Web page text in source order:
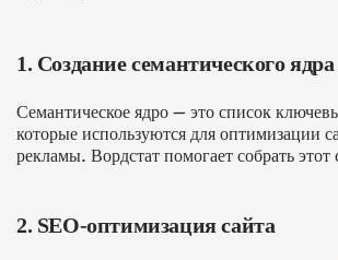
1. Создание семантического ядра
Семантическое ядро — это список
которые используются для оптимизации
рекламы. Вордстат помогает собрать этот
2. SEO-оптимизация сайта